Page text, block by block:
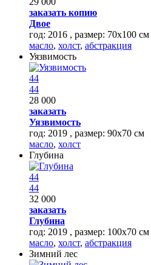
заказать копию
Двое
год: 2016 , размер: 70x100 см
масло, холст, абстракция
Уязвимость
44
44
28 000
заказать
Уязвимость
год: 2019 , размер: 90х70 см
масло, холст
Глубина
44
44
32 000
заказать
Глубина
год: 2019 , размер: 100х70 см
масло, холст, абстракция
Зимний лес